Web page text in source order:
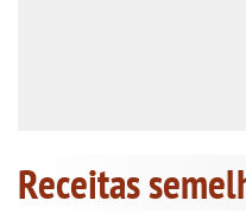
Receitas